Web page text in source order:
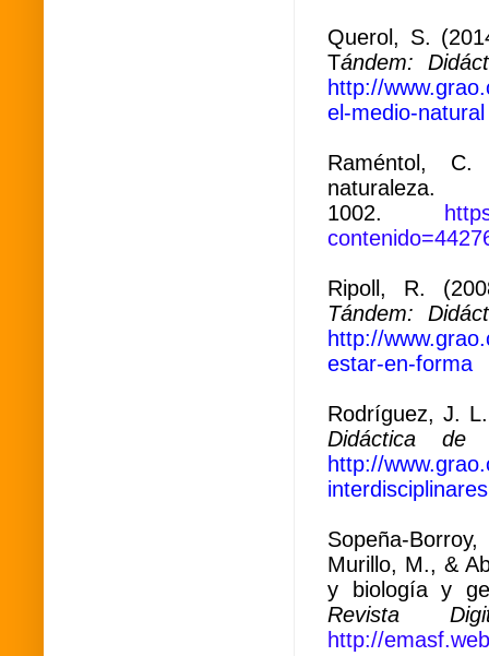
Querol, S.
Tándem:
http://
el-medio-natural
Raméntol,
1002.
Ripoll, R.
Tándem:
http://
estar-en-forma
Rodríguez, J.
Didáctica de
http://
interdisciplinares
Sopeña-
Murillo, M., &
y biología y
Revista
http://